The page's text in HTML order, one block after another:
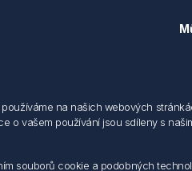
elektronických dokumentu
s elektroodpadem
na našich webových
vašem používání jsou sdíleny s
souborů cookie a podobných